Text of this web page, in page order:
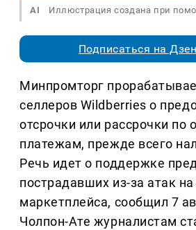
AI Иллюстрация создана при
Подписаться на
Минпромторг
селлеров Wildberries о
отсрочки или рассрочки по
платежам, прежде всего
Речь идет о поддержке
пострадавших из-за атак
маркетплейса, сообщил 7
Чолпон-Ате журналистам